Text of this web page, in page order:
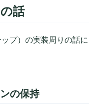
話
プ）の実装周りの話に
の保持